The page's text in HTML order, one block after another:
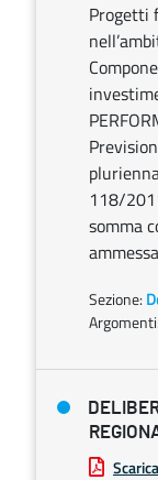
Progetti
118/
somma
Sezione:
Argomenti:
Scarica